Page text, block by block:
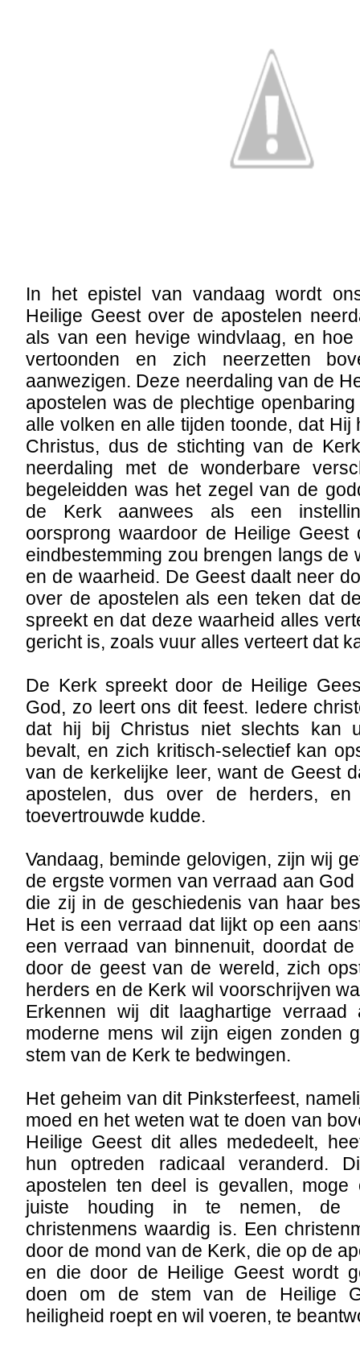
In het epistel van vandaag wordt
Heilige Geest over de apostelen
als van een hevige windvlaag, en
vertoonden en zich neerzetten
aanwezigen. Deze neerdaling van de
apostelen was de plechtige
alle volken en alle tijden toonde, dat
Christus, dus de stichting van de
neerdaling met de wonderbare
begeleidden was het zegel van de
de Kerk aanwees als een
oorsprong waardoor de Heilige Geest
eindbestemming zou brengen langs de
en de waarheid. De Geest daalt neer
over de apostelen als een teken dat
spreekt en dat deze waarheid alles
gericht is, zoals vuur alles verteert dat
De Kerk spreekt door de Heilige
God, zo leert ons dit feest. Iedere
dat hij bij Christus niet slechts kan
bevalt, en zich kritisch-selectief kan
van de kerkelijke leer, want de Geest
apostelen, dus over de herders,
toevertrouwde kudde.
Vandaag, beminde gelovigen, zijn wij
de ergste vormen van verraad aan
die zij in de geschiedenis van haar
Het is een verraad dat lijkt op een
een verraad van binnenuit, doordat
door de geest van de wereld, zich
herders en de Kerk wil voorschrijven
Erkennen wij dit laaghartige
moderne mens wil zijn eigen zonden
stem van de Kerk te bedwingen.
Het geheim van dit Pinksterfeest,
moed en het weten wat te doen van
Heilige Geest dit alles mededeelt,
hun optreden radicaal veranderd.
apostelen ten deel is gevallen,
juiste houding in te nemen, de
christenmens waardig is. Een
door de mond van de Kerk, die op de
en die door de Heilige Geest wordt
doen om de stem van de Heilige
heiligheid roept en wil voeren, te